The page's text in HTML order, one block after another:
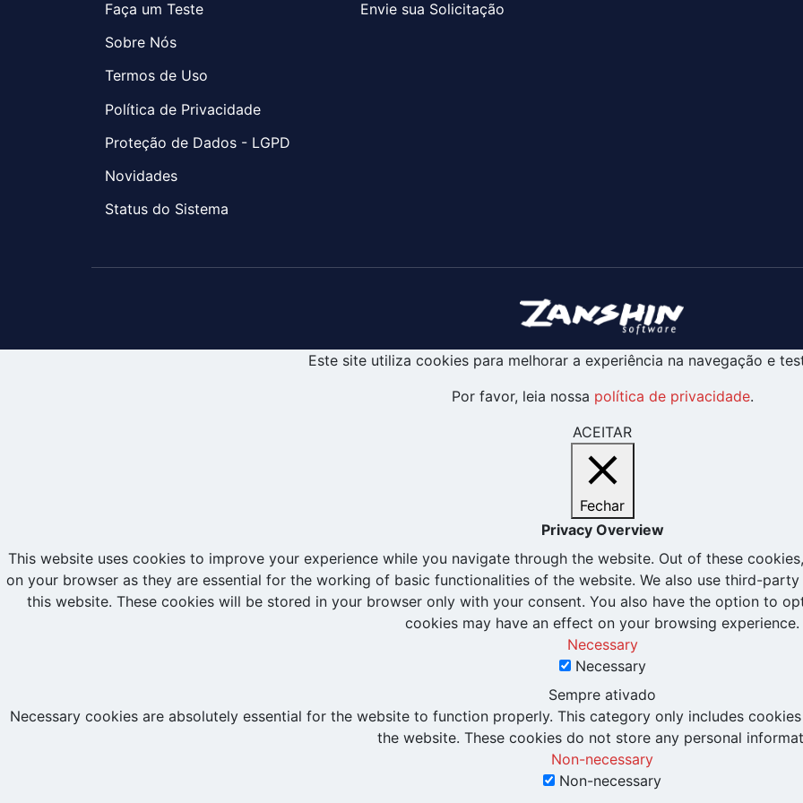
Faça um Teste
Sobre Nós
Termos de Uso
Política de Privacidade
Proteção de Dados - LGPD
Novidades
Status do Sistema
Envie sua Solicitação
Este site utiliza cookies para melhorar a experiência na navegação e
Por favor, leia nossa política de privacidade.
ACEITAR
Fechar
Privacy Overview
This website uses cookies to improve your experience while you navigate through the website. Out of these
on your browser as they are essential for the working of basic functionalities of the website. We also use third-
this website. These cookies will be stored in your browser only with your consent. You also have the option to
cookies may have an effect on your browsing experience.
Necessary
Necessary
Sempre ativado
Necessary cookies are absolutely essential for the website to function properly. This category only includes
the website. These cookies do not store any personal
Non-necessary
Non-necessary